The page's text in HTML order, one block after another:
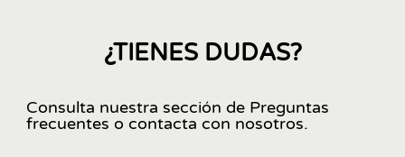
¿TIENES DUDAS?
Consulta nuestra sección de Preguntas
frecuentes o contacta con nosotros.